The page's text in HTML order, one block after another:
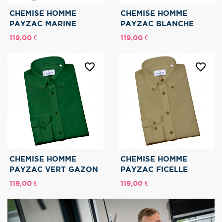
CHEMISE HOMME
PAYZAC MARINE
Prix
119,00 €
CHEMISE HOMME
PAYZAC BLANCHE
Prix
119,00 €
CHEMISE HOMME
PAYZAC VERT GAZON
favorite_border
Prix
119,00 €
CHEMISE HOMME
PAYZAC FICELLE
favorite_border
Prix
119,00 €